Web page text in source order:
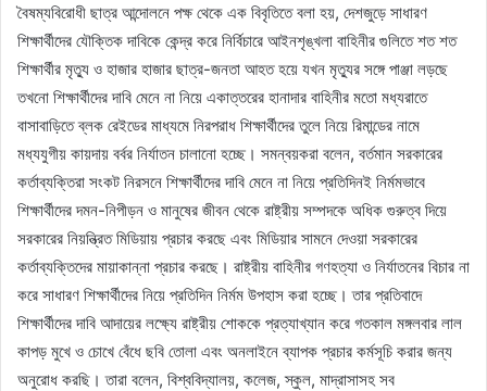
বৈষম্যবিরোধী ছাত্র আন্দোলনে পক্ষ থেকে এক বিবৃতিতে বলা হয়, দেশজুড়ে সাধারণ
শিক্ষার্থীদের যৌক্তিক দাবিকে কেন্দ্র করে নির্বিচারে আইনশৃঙ্খলা বাহিনীর গুলিতে শত শত
শিক্ষার্থীর মৃত্যু ও হাজার হাজার ছাত্র-জনতা আহত হয়ে যখন মৃত্যুর সঙ্গে পাঞ্জা লড়ছে
তখনো শিক্ষার্থীদের দাবি মেনে না নিয়ে একাত্তরের হানাদার বাহিনীর মতো মধ্যরাতে
বাসাবাড়িতে ব্লক রেইডের মাধ্যমে নিরপরাধ শিক্ষার্থীদের তুলে নিয়ে রিমান্ডের নামে
মধ্যযুগীয় কায়দায় বর্বর নির্যাতন চালানো হচ্ছে। সমন্বয়করা বলেন, বর্তমান সরকারের
কর্তাব্যক্তিরা সংকট নিরসনে শিক্ষার্থীদের দাবি মেনে না নিয়ে প্রতিদিনই নির্মমভাবে
শিক্ষার্থীদের দমন-নিপীড়ন ও মানুষের জীবন থেকে রাষ্ট্রীয় সম্পদকে অধিক গুরুত্ব দিয়ে
সরকারের নিয়ন্ত্রিত মিডিয়ায় প্রচার করছে এবং মিডিয়ার সামনে দেওয়া সরকারের
কর্তাব্যক্তিদের মায়াকান্না প্রচার করছে। রাষ্ট্রীয় বাহিনীর গণহত্যা ও নির্যাতনের বিচার না
করে সাধারণ শিক্ষার্থীদের নিয়ে প্রতিদিন নির্মম উপহাস করা হচ্ছে। তার প্রতিবাদে
শিক্ষার্থীদের দাবি আদায়ের লক্ষ্যে রাষ্ট্রীয় শোককে প্রত্যাখ্যান করে গতকাল মঙ্গলবার লাল
কাপড় মুখে ও চোখে বেঁধে ছবি তোলা এবং অনলাইনে ব্যাপক প্রচার কর্মসূচি করার জন্য
অনুরোধ করছি। তারা বলেন, বিশ্ববিদ্যালয়, কলেজ, স্কুল, মাদ্রাসাসহ সব